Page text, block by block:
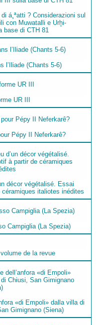
á¸ªatti ? Considerazioni sul
con Muwatalli e Urḫi-
base di CTH 81
l’Iliade (Chants 5-6)
UR III
Pépy II Neferkarê?
décor végétalisé. Essai
céramiques italiotes inédites
Campiglia (La Spezia)
de la revue
«di Empoli» dalla villa di
Gimignano (Siena)